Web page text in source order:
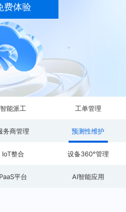
费体验
智能派工 工单管理
务商管理 预测性维护
IoT整合 设备360°管理
PaaS平台 AI智能应用